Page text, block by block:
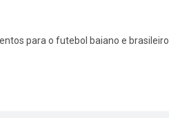
para o futebol baiano e brasileiro.